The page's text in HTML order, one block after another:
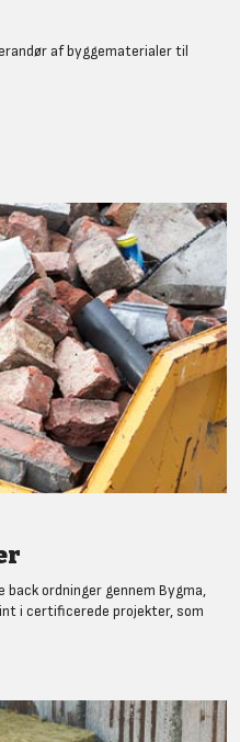
af byggematerialer til
ordninger gennem Bygma,
i certificerede projekter, som